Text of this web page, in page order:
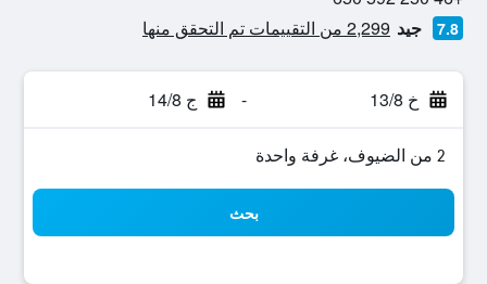
7.8 جيد 2,299 من التقييمات تم التحقق منها
خ 13/8 - ج 14/8
2 من الضيوف، غرفة واحدة
بحث